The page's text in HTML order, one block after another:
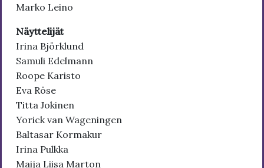
Marko Leino
Näyttelijät
Irina Björklund
Samuli Edelmann
Roope Karisto
Eva Röse
Titta Jokinen
Yorick van Wageningen
Baltasar Kormakur
Irina Pulkka
Maija Liisa Marton